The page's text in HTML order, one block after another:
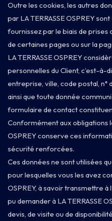
Outre les cookies, les autres
par LA TERRASSE OSPREY
fournissez par le biais de
de certaines pages ou sur la
LA TERRASSE OSPREY
personnelles du Client, c’est-à-
entreprise, ville, code postal, n°
ainsi que toute donnée
formulaire de contact
Conformément aux obligations
OSPREY conserve ces
sécurité renforcées.
Ces données ne sont utilisées
pour lesquelles vous les avez
OSPREY, à savoir transmettre à
pu demander à LA TERRASSE
devis, de visite ou de